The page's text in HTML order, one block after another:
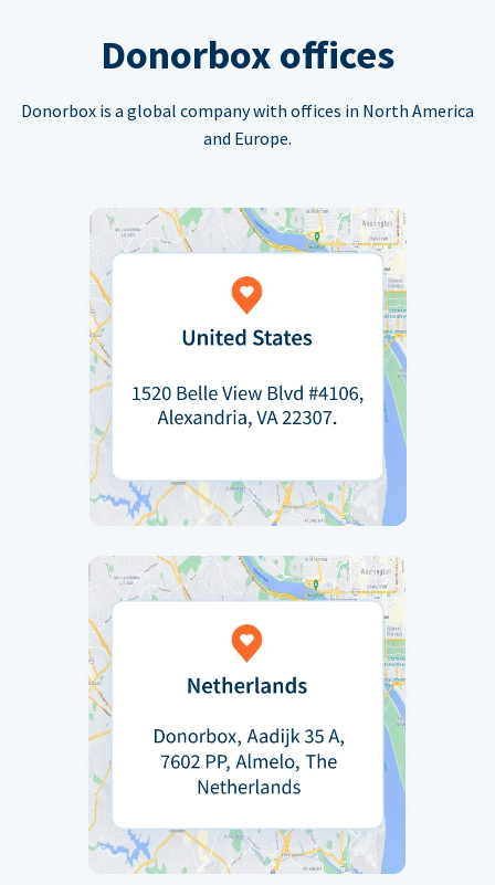
Donorbox offices
Donorbox is a global company with offices in North America
and Europe.